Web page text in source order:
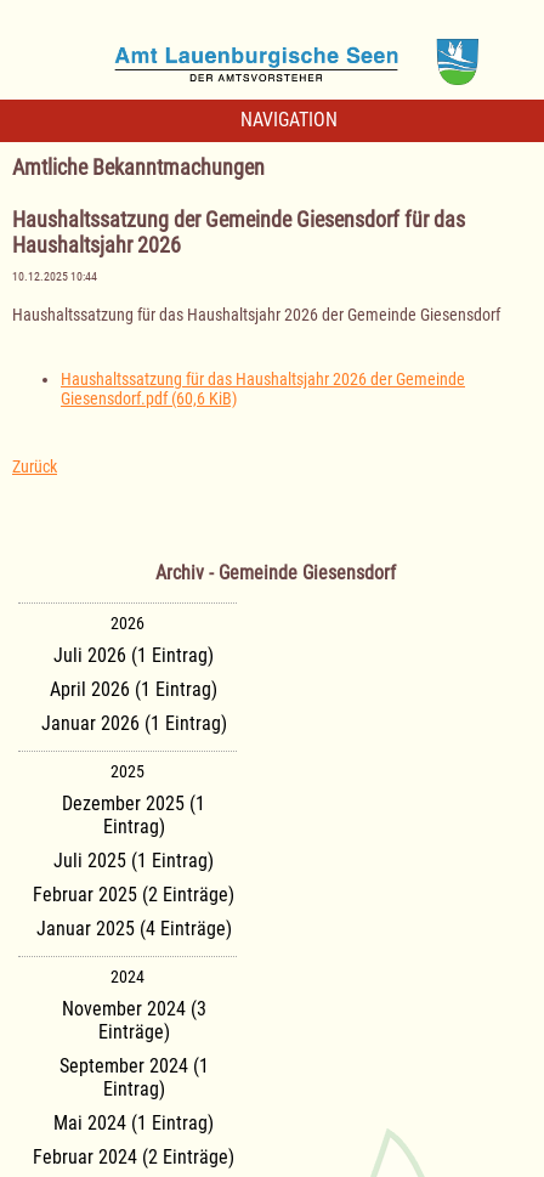
NAVIGATION
Amtliche Bekanntmachungen
Haushaltssatzung der Gemeinde Giesensdorf für das
Haushaltsjahr 2026
10.12.2025 10:44
Haushaltssatzung für das Haushaltsjahr 2026 der Gemeinde Giesensdorf
Haushaltssatzung für das Haushaltsjahr 2026 der Gemeinde
Giesensdorf.pdf(60,6 KiB)
Zurück
Archiv - Gemeinde Giesensdorf
2026
Juli 2026 (1 Eintrag)
April 2026 (1 Eintrag)
Januar 2026 (1 Eintrag)
2025
Dezember 2025 (1
Eintrag)
Juli 2025 (1 Eintrag)
Februar 2025 (2 Einträge)
Januar 2025 (4 Einträge)
2024
November 2024 (3
Einträge)
September 2024 (1
Eintrag)
Mai 2024 (1 Eintrag)
Februar 2024 (2 Einträge)